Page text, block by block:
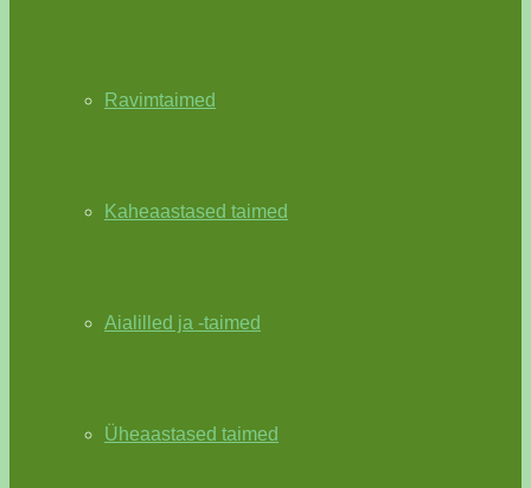
Ravimtaimed
Kaheaastased taimed
Aialilled ja -taimed
Üheaastased taimed